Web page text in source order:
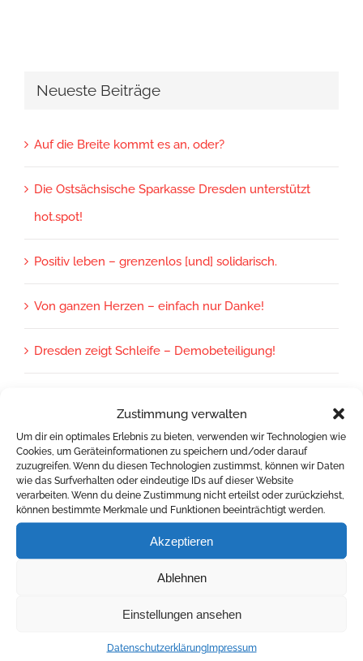
Zustimmung verwalten
Um dir ein optimales Erlebnis zu bieten, verwenden wir Technologien wie
Cookies, um Geräteinformationen zu speichern und/oder darauf
zuzugreifen. Wenn du diesen Technologien zustimmst, können wir Daten
wie das Surfverhalten oder eindeutige IDs auf dieser Website
verarbeiten. Wenn du deine Zustimmung nicht erteilst oder zurückziehst,
können bestimmte Merkmale und Funktionen beeinträchtigt werden.
Akzeptieren
Ablehnen
Einstellungen ansehen
DatenschutzerklärungImpressum
Neueste Beiträge
Auf die Breite kommt es an, oder?
Die Ostsächsische Sparkasse Dresden unterstützt
hot.spot!
Positiv leben – grenzenlos [und] solidarisch.
Von ganzen Herzen – einfach nur Danke!
Dresden zeigt Schleife – Demobeteiligung!
Archiv
Archiv
AIDS-Hilfe Dresden e.V.
Bischofsweg 46 - 01099 Dresden